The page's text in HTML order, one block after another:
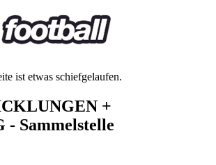
ist etwas schiefgelaufen.
+
Sammelstelle